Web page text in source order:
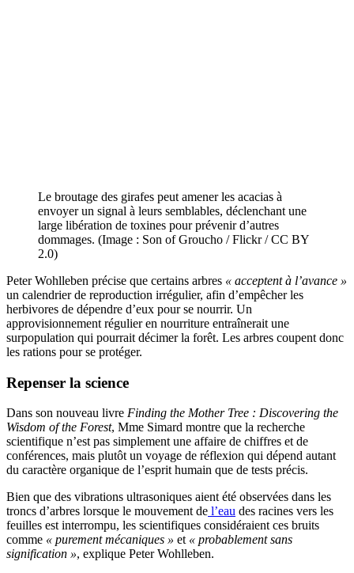
Le broutage des girafes peut amener les acacias à
envoyer un signal à leurs semblables, déclenchant une
large libération de toxines pour prévenir d’autres
dommages. (Image : Son of Groucho / Flickr / CC BY
2.0)
Peter Wohlleben précise que certains arbres « acceptent à l’avance »
un calendrier de reproduction irrégulier, afin d’empêcher les
herbivores de dépendre d’eux pour se nourrir. Un
approvisionnement régulier en nourriture entraînerait une
surpopulation qui pourrait décimer la forêt. Les arbres coupent donc
les rations pour se protéger.
Repenser la science
Dans son nouveau livre Finding the Mother Tree : Discovering the
Wisdom of the Forest, Mme Simard montre que la recherche
scientifique n’est pas simplement une affaire de chiffres et de
conférences, mais plutôt un voyage de réflexion qui dépend autant
du caractère organique de l’esprit humain que de tests précis.
Bien que des vibrations ultrasoniques aient été observées dans les
troncs d’arbres lorsque le mouvement de l’eau des racines vers les
feuilles est interrompu, les scientifiques considéraient ces bruits
comme « purement mécaniques » et « probablement sans
signification », explique Peter Wohlleben.